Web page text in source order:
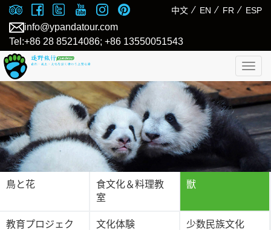
中文 ⁄ EN ⁄ FR ⁄ ESP
info@ypandatour.com
Tel:+86 28 85214086; +86 13550051543
鳥と花
食文化＆料理教
室
獣
教育プロジェク
文化体験 少数民族文化